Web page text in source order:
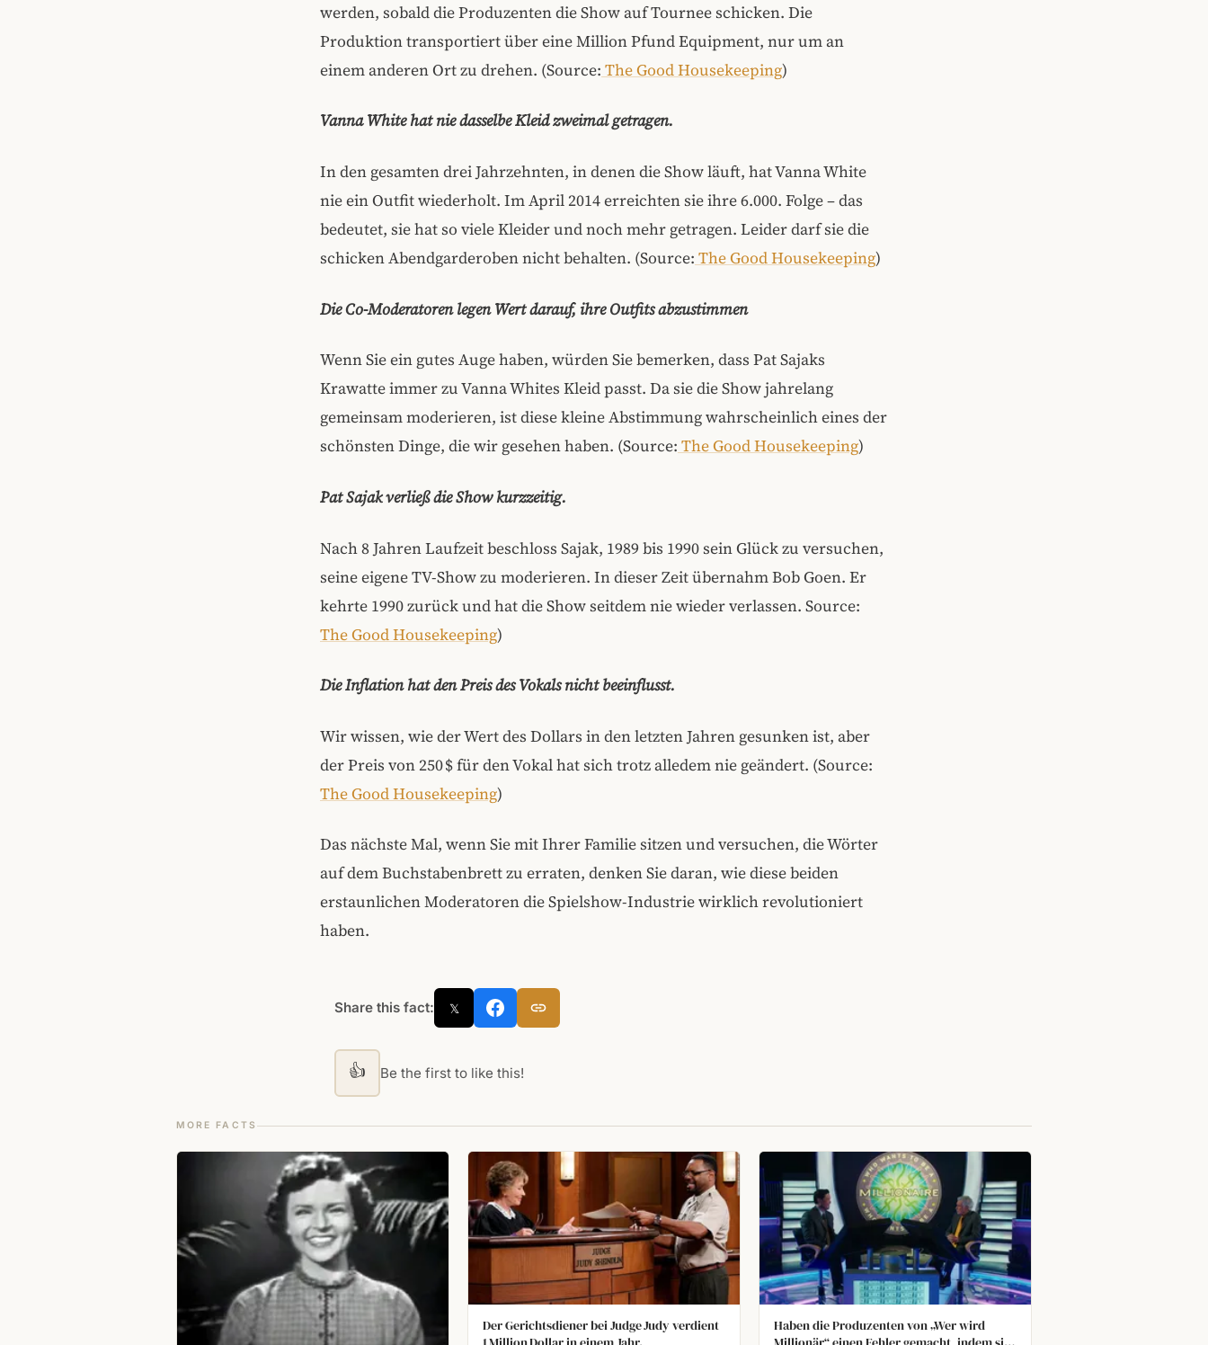
werden, sobald die Produzenten die Show auf Tournee schicken. Die
Produktion transportiert über eine Million Pfund Equipment, nur um an
einem anderen Ort zu drehen. (Source: The Good Housekeeping)
Vanna White hat nie dasselbe Kleid zweimal getragen.
In den gesamten drei Jahrzehnten, in denen die Show läuft, hat Vanna White
nie ein Outfit wiederholt. Im April 2014 erreichten sie ihre 6.000. Folge – das
bedeutet, sie hat so viele Kleider und noch mehr getragen. Leider darf sie die
schicken Abendgarderoben nicht behalten. (Source: The Good Housekeeping)
Die Co-Moderatoren legen Wert darauf, ihre Outfits abzustimmen
Wenn Sie ein gutes Auge haben, würden Sie bemerken, dass Pat Sajaks
Krawatte immer zu Vanna Whites Kleid passt. Da sie die Show jahrelang
gemeinsam moderieren, ist diese kleine Abstimmung wahrscheinlich eines der
schönsten Dinge, die wir gesehen haben. (Source: The Good Housekeeping)
Pat Sajak verließ die Show kurzzeitig.
Nach 8 Jahren Laufzeit beschloss Sajak, 1989 bis 1990 sein Glück zu versuchen,
seine eigene TV-Show zu moderieren. In dieser Zeit übernahm Bob Goen. Er
kehrte 1990 zurück und hat die Show seitdem nie wieder verlassen. Source:
The Good Housekeeping)
Die Inflation hat den Preis des Vokals nicht beeinflusst.
Wir wissen, wie der Wert des Dollars in den letzten Jahren gesunken ist, aber
der Preis von 250 $ für den Vokal hat sich trotz alledem nie geändert. (Source:
The Good Housekeeping)
Das nächste Mal, wenn Sie mit Ihrer Familie sitzen und versuchen, die Wörter
auf dem Buchstabenbrett zu erraten, denken Sie daran, wie diese beiden
erstaunlichen Moderatoren die Spielshow-Industrie wirklich revolutioniert
haben.
Share this fact: 𝕏
👍 Be the first to like this!
MORE FACTS
Der Gerichtsdiener bei Judge Judy verdient
Haben die Produzenten von „Wer wird